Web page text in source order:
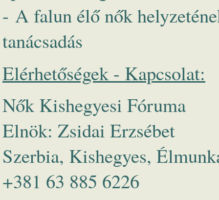
- A falun élő nők
tanácsadás
Elérhetőségek - Kapcsolat:
Nők Kishegyesi Fóruma
Elnök: Zsidai Erzsébet
Szerbia, Kishegyes,
+381 63 885 6226